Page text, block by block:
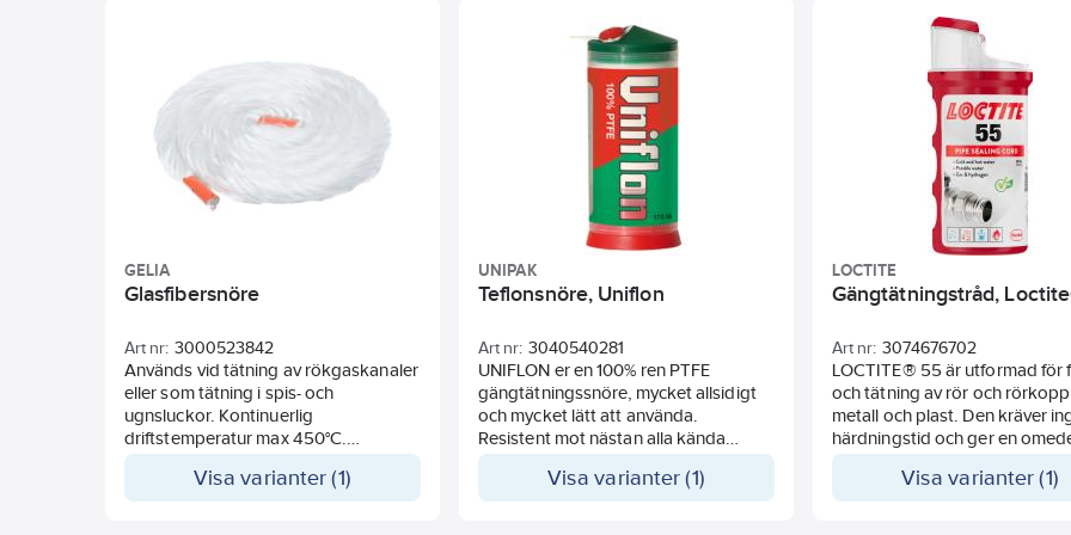
Byggvarubedömningen, SundaHus
och Basta.
uppfyller BS 6920 för
0808533. DVGW/KTW-
för gas och dricksvatten.
enligt EN 751-2 Class ARp och
GELIA
Glasfibersnöre
Art nr: 3000523842
Används vid tätning av rökgaskanaler
eller som tätning i spis- och
ugnsluckor. Kontinuerlig
driftstemperatur max 450°C.
Beständig mot olja, lösningmedel och
Visa varianter (1)
UNIPAK
Teflonsnöre, Uniflon
Art nr: 3040540281
UNIFLON er en 100% ren PTFE
gängtätningssnöre, mycket allsidigt
och mycket lätt att använda.
Resistent mot nästan alla kända
Godkänt enligt EN 751-3 för
Visa varianter (1)
LOCTITE
Gängtätningstråd,
Art nr: 3074676702
LOCTITE® 55 är utformad för
och tätning av rör och
metall och plast. Den kräver
härdningstid och ger en
snabb, enkel och tillförlitlig
Visa varianter (1)